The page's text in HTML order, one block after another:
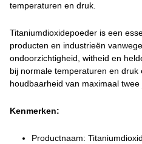
temperaturen en druk.
Titaniumdioxidepoeder is een
producten en industrieën
ondoorzichtigheid, witheid en
bij normale temperaturen en druk
houdbaarheid van maximaal twee
Kenmerken:
Productnaam: